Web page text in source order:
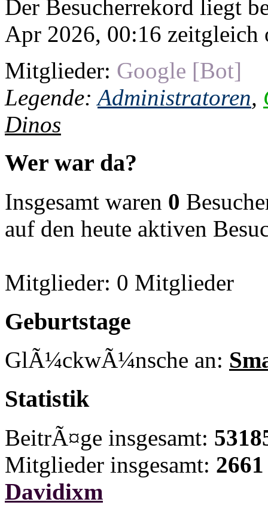
Der Besucherrekord liegt
Apr 2026, 00:16 zeitgleich
Mitglieder: Google [Bot]
Legende: Administratoren,
Dinos
Wer war da?
Insgesamt waren 0
auf den heute aktiven
Mitglieder: 0 Mitglieder
Geburtstage
GlÃ¼ckwÃ¼nsche an:
Statistik
BeitrÃ¤ge insgesamt:
Mitglieder insgesamt: 2661
Davidixm